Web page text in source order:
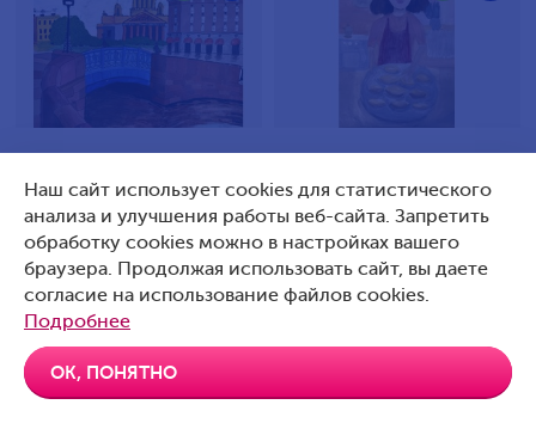
9 лет, Россия, Санкт-
Петербург
Александровна, 10 лет,
Россия, Г. Подольск
75
0 75
0
Наш сайт использует cookies для статистического
анализа и улучшения работы веб-сайта. Запретить
обработку cookies можно в настройках вашего
браузера. Продолжая использовать сайт, вы даете
согласие на использование файлов cookies.
Подробнее
ОК, ПОНЯТНО